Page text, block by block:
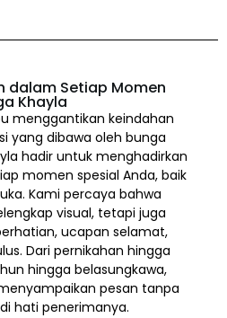
dalam Setiap Momen
Khayla
menggantikan keindahan
yang dibawa oleh bunga
hadir untuk menghadirkan
momen spesial Anda, baik
Kami percaya bahwa
visual, tetapi juga
ucapan selamat,
Dari pernikahan hingga
hingga belasungkawa,
pesan tanpa
hati penerimanya.